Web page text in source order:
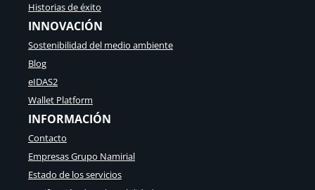
Historias de éxito
INNOVACIÓN
Sostenibilidad del medio ambiente
Blog
eIDAS2
Wallet Platform
INFORMACIÓN
Contacto
Empresas Grupo Namirial
Estado de los servicios